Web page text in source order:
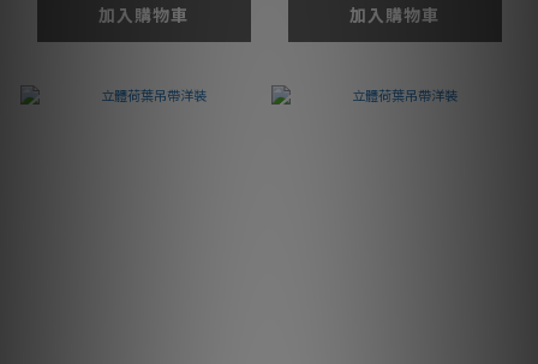
加入購物車 加入購物車